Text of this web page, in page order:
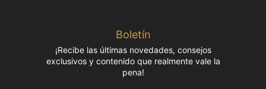
Boletín
¡Recibe las últimas novedades, consejos
exclusivos y contenido que realmente vale la
pena!